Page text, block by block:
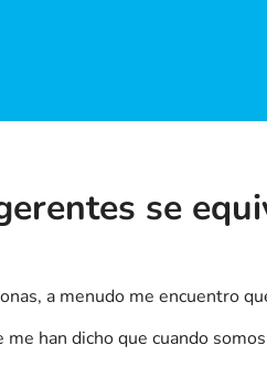
se
a menudo me encuentro
han dicho que cuando